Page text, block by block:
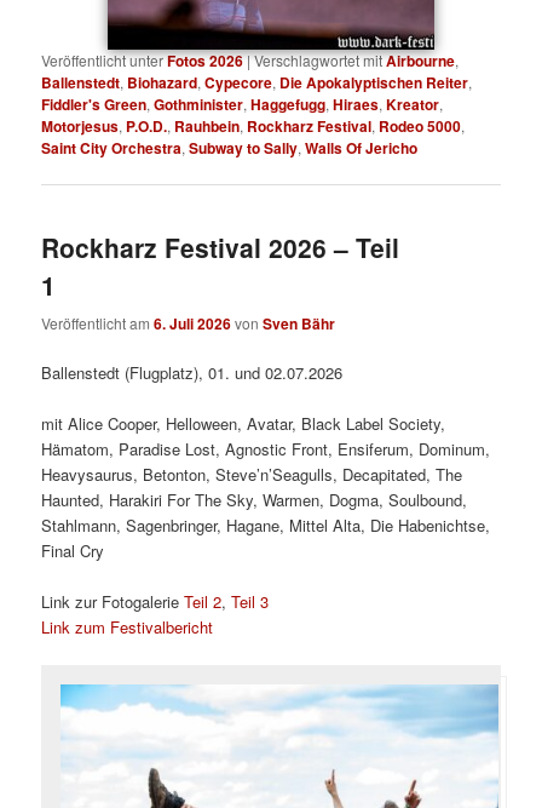
Veröffentlicht unterFotos 2026|Verschlagwortet mitAirbourne,
Ballenstedt, Biohazard,Cypecore, Die Apokalyptischen Reiter,
Fiddler's Green,Gothminister,Haggefugg,Hiraes,Kreator,
Motorjesus, P.O.D., Rauhbein, Rockharz Festival, Rodeo 5000,
Saint City Orchestra,Subway to Sally,Walls Of Jericho
Rockharz Festival 2026 – Teil
1
Veröffentlicht am6. Juli 2026vonSven Bähr
Ballenstedt (Flugplatz), 01. und 02.07.2026
mit Alice Cooper, Helloween, Avatar, Black Label Society,
Hämatom, Paradise Lost, Agnostic Front, Ensiferum, Dominum,
Heavysaurus, Betonton, Steve’n’Seagulls, Decapitated, The
Haunted, Harakiri For The Sky, Warmen, Dogma, Soulbound,
Stahlmann, Sagenbringer, Hagane, Mittel Alta, Die Habenichtse,
Final Cry
Link zur FotogalerieTeil 2,Teil 3
Link zum Festivalbericht